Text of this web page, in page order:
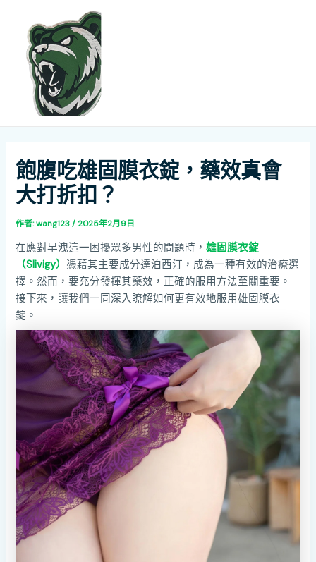
飽腹吃雄固膜衣錠，藥效真會
大打折扣？
作者:wang123/2025年2月9日
在應對早洩這一困擾眾多男性的問題時，雄固膜衣錠
（Slivigy） 憑藉其主要成分達泊西汀，成為一種有效的治療選
擇。然而，要充分發揮其藥效，正確的服用方法至關重要。
接下來，讓我們一同深入瞭解如何更有效地服用雄固膜衣
錠。
navigation